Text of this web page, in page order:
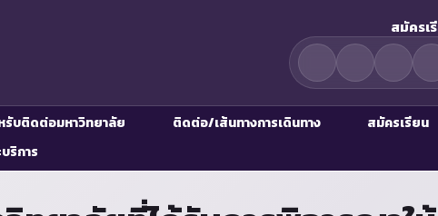
สมัครเ
รับติดต่อมหาวิทยาลัย ติดต่อ/เส้นทางการเดินทาง สมัครเรียน
ริการ